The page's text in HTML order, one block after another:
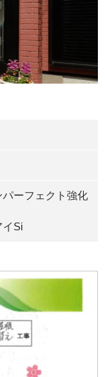
ーフェクト強化
Si